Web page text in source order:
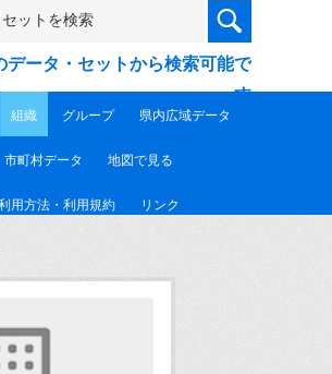
データ・セットから検索可能で
す
組織 グループ 県内広域データ
市町村データ 地図で見る
用方法・利用規約 リンク